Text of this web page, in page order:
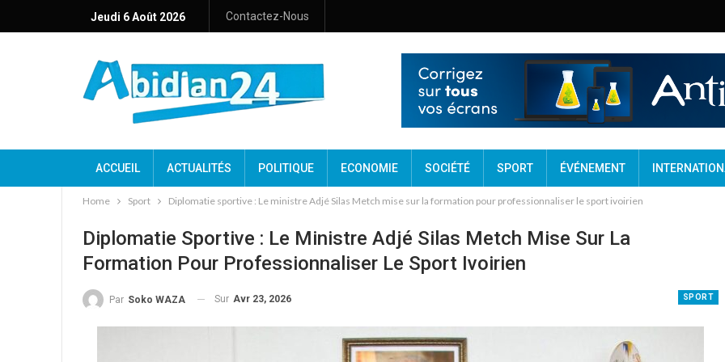
Jeudi 6 Août 2026 Contactez-Nous
ACCUEIL ACTUALITÉS POLITIQUE ECONOMIE SOCIÉTÉ SPORT ÉVÉNEMENT
Home Sport Diplomatie sportive : Le ministre Adjé Silas Metch mise sur la formation pour professionnaliser le sport ivoirien
Diplomatie Sportive : Le Ministre Adjé Silas Metch Mise Sur La
Formation Pour Professionnaliser Le Sport Ivoirien
SPORT
Par Soko WAZA Sur Avr 23, 2026